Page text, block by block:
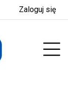
Zaloguj się